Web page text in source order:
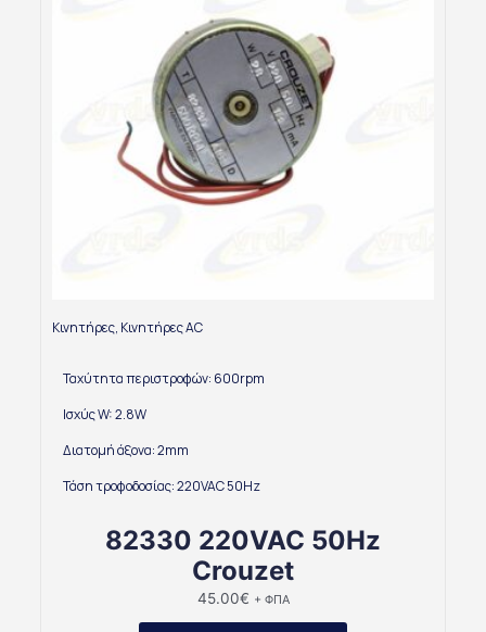
Κινητήρες, Κινητήρες AC
Ταχύτητα περιστροφών: 600rpm
Ισχύς W: 2.8W
Διατομή άξονα: 2mm
Τάση τροφοδοσίας: 220VAC 50Hz
82330 220VAC 50Hz
Crouzet
45.00€ + ΦΠΑ